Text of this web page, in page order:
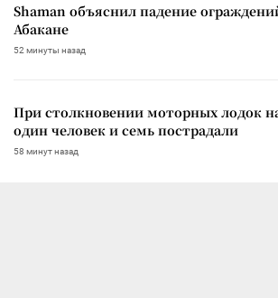
Shaman объяснил падение
Абакане
52 минуты назад
При столкновении моторных лодок
один человек и семь пострадали
58 минут назад